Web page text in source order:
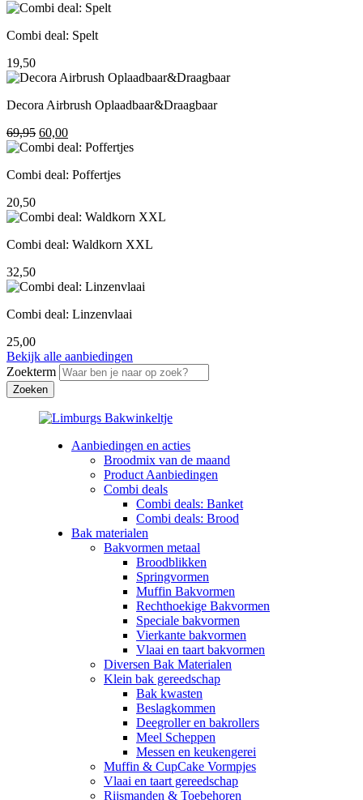
prijs
195,00.
prijs
155,00.
Combi deal: Spelt
19,50
Decora Airbrush Oplaadbaar&Draagbaar
69,95 Oorspronkelijke
prijs
69,95.
60,00Huidige
prijs
60,00.
Combi deal: Poffertjes
20,50
Combi deal: Waldkorn XXL
32,50
Combi deal: Linzenvlaai
25,00
Bekijk alle aanbiedingen
Zoekterm
Aanbiedingen en acties
Broodmix van de maand
Product Aanbiedingen
Combi deals
Combi deals: Banket
Combi deals: Brood
Bak materialen
Bakvormen metaal
Broodblikken
Springvormen
Muffin Bakvormen
Rechthoekige Bakvormen
Speciale bakvormen
Vierkante bakvormen
Vlaai en taart bakvormen
Diversen Bak Materialen
Klein bak gereedschap
Bak kwasten
Beslagkommen
Deegroller en bakrollers
Meel Scheppen
Messen en keukengerei
Muffin & CupCake Vormpjes
Vlaai en taart gereedschap
Rijsmanden & Toebehoren